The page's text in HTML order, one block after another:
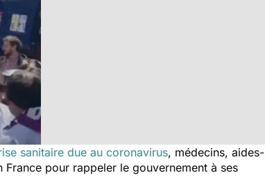
sanitaire due au coronavirus, médecins, aides-
pour rappeler le gouvernement à ses